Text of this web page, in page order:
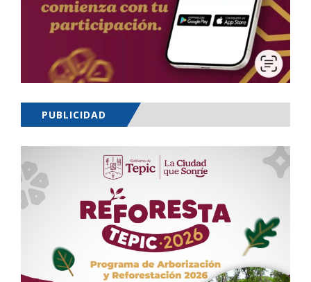
PUBLICIDAD